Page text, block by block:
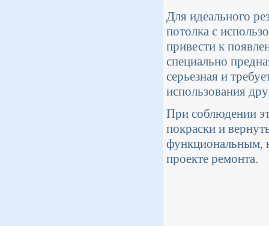
Для идеального
потолка с
привести к
специально
серьезная и
использования
При соблюдении
покраски и
функциональным,
проекте ремонта.